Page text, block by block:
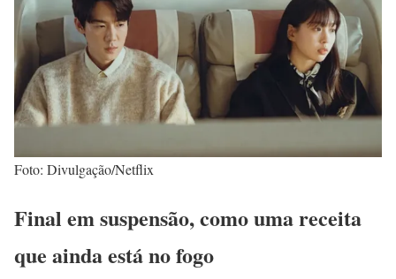
Foto: Divulgação/Netflix
Final em suspensão, como uma receita
que ainda está no fogo